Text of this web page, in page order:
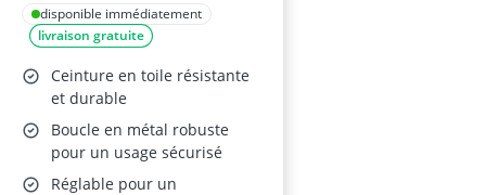
disponible immédiatement
livraison gratuite
Ceinture en toile résistante
et durable
Boucle en métal robuste
pour un usage sécurisé
Réglable pour un